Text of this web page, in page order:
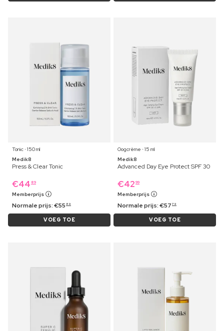
Tonic ⋅ 150 ml
Medik8
Press & Clear Tonic
€44 89
Memberprijs
Normale prijs:€55 89
VOEG TOE
Oogcrème ⋅ 15 ml
Medik8
Advanced Day Eye Protect SPF 30
€42 99
Memberprijs
Normale prijs:€57 79
VOEG TOE